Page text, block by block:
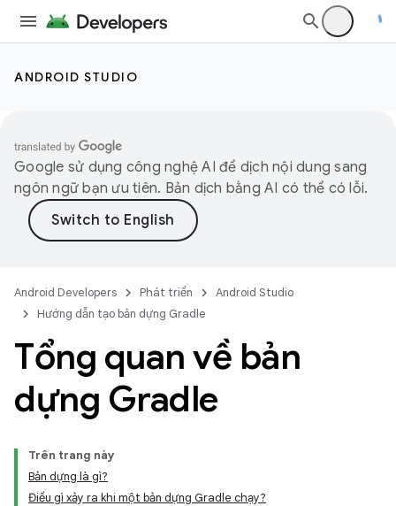
ANDROID STUDIO
Google sử dụng công nghệ AI để dịch nội dung sang
ngôn ngữ bạn ưu tiên. Bản dịch bằng AI có thể có lỗi.
Android Developers Phát triển
Android Studio
Hướng dẫn tạo bản dựng Gradle
Tổng quan về bản
dựng Gradle
Trên trang này
Bản dựng là gì?
Điều gì xảy ra khi một bản dựng Gradle chạy?